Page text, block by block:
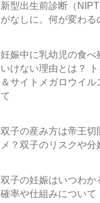
新型出生前診断（
がなしに。何が変わる
妊娠中に乳幼児の食べ
いけない理由とは？
＆サイトメガロウイル
て
双子の産み方は帝王切
メ？双子のリスクや分
双子の妊娠はいつわか
確率や仕組みについて